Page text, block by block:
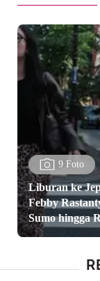
9 Foto
Liburan ke
Febby
Sumo hingga
Perhatian